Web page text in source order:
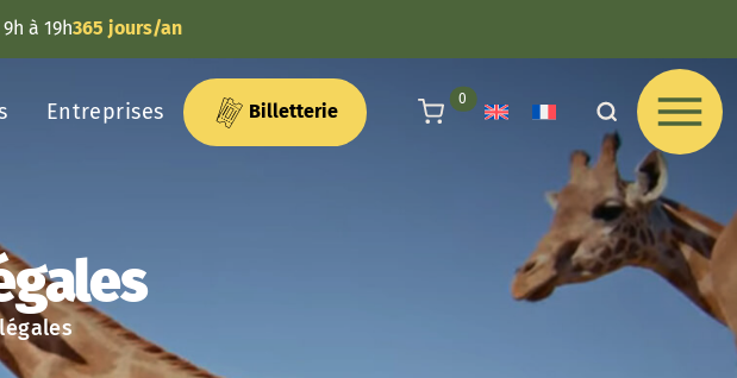
à 19h365 jours/an
Entreprises Billetterie
0 articles au panier